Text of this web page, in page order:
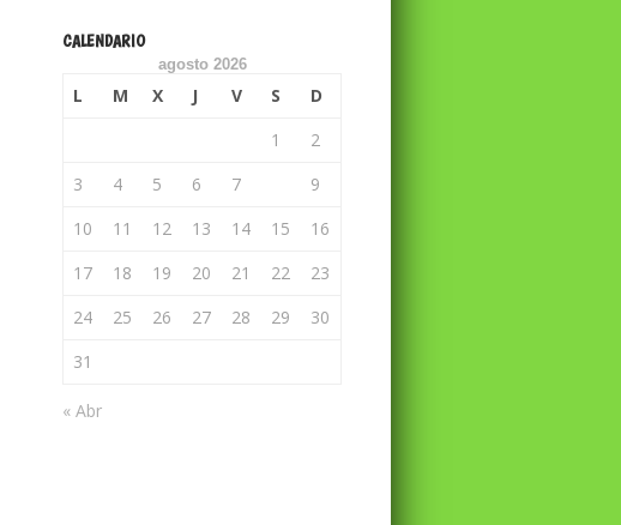
CALENDARIO
agosto 2026
L M X J V S
D
1
2
3
4 5 6 7
9
10
11 12 13 14 15
16
17
18 19 20 21 22
23
24
25 26 27 28 29
30
31
« Abr